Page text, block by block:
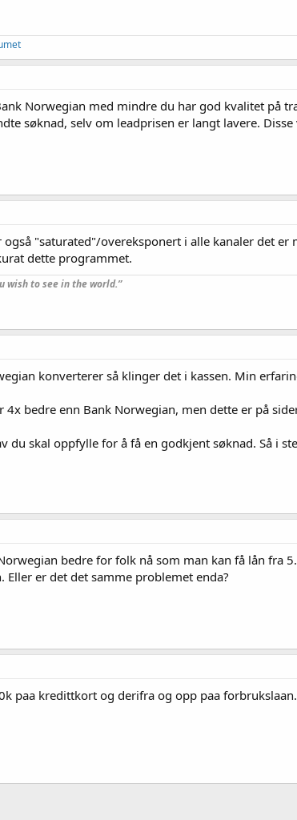
Norwegian med mindre du har god kvalitet på
søknad, selv om leadprisen er langt lavere.
"saturated"/overeksponert i alle kanaler det
dette programmet.
wish to see in the world.”
konverterer så klinger det i kassen. Min
4x bedre enn Bank Norwegian, men dette er på
du skal oppfylle for å få en godkjent søknad. Så i
bedre for folk nå som man kan få lån fra
Eller er det det samme problemet enda?
paa kredittkort og derifra og opp paa